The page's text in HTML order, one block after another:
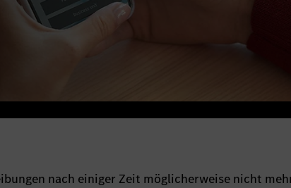
nach einiger Zeit möglicherweise nicht